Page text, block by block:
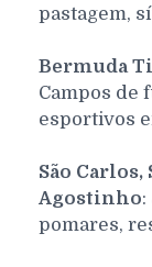
pastagem,
Bermuda
Campos de
esportivos
São Carlos,
Agostinho:
pomares,